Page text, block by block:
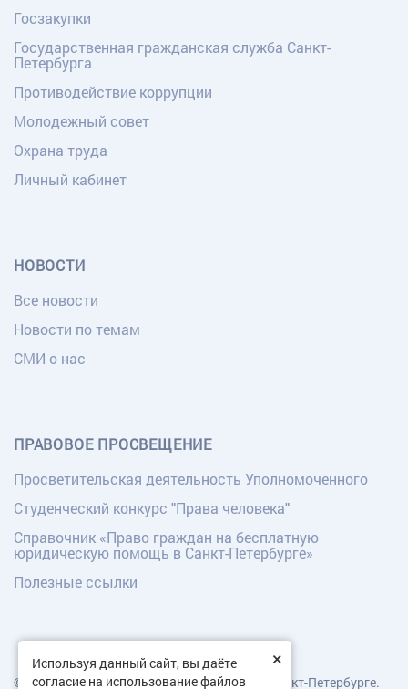
Госзакупки
Государственная гражданская служба Санкт-
Петербурга
Противодействие коррупции
Молодежный совет
Охрана труда
Личный кабинет
НОВОСТИ
Все новости
Новости по темам
СМИ о нас
ПРАВОВОЕ ПРОСВЕЩЕНИЕ
Просветительская деятельность Уполномоченного
Студенческий конкурс "Права человека"
Справочник «Право граждан на бесплатную
юридическую помощь в Санкт-Петербурге»
Полезные ссылки
© Уполномоченный по правам человека в Санкт-Петербурге.
×
Используя данный сайт, вы даёте
согласие на использование файлов